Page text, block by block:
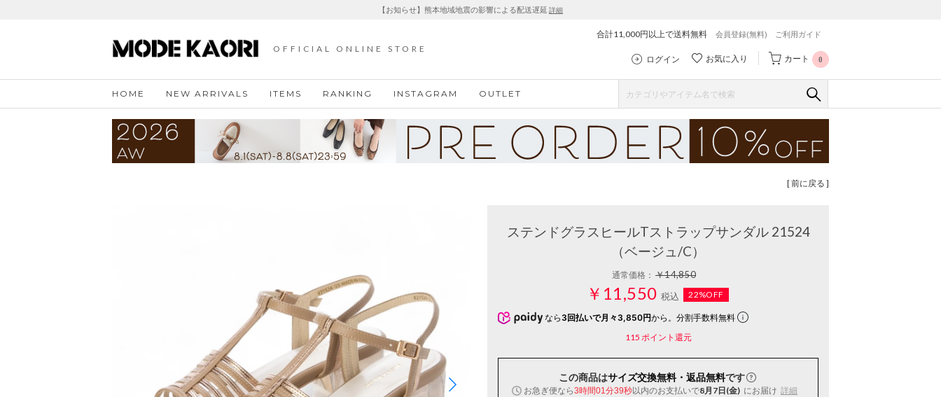
【お知らせ】熊本地域地震の影響による配送遅延 詳細
OFFICIAL ONLINE STORE
合計11,000円以上で送料無料 会員登録(無料) ご利用ガイド
ログイン お気に入り カート 0
HOME NEW ARRIVALS ITEMS RANKING INSTAGRAM OUTLET
[ 前に戻る ]
ステンドグラスヒールTストラップサンダル 21524
（ベージュ/C）
通常価格：￥14,850
￥11,550 税込 22%OFF
なら 3回払いで月々3,850円から。分割手数料無料
115 ポイント還元
この商品はサイズ交換無料・返品無料です
お急ぎ便なら3時間01分38秒以内のお支払いで8月7日(金) にお届け 詳細